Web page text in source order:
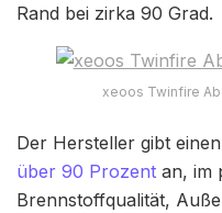
Rand bei zirka 90 Grad.
xeoos Twinfire
Der Hersteller gibt
über 90 Prozent an, im
Brennstoffqualität,